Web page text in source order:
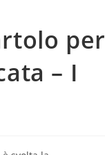
per
– I